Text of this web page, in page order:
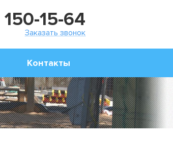
15-64
Заказать звонок
Контакты